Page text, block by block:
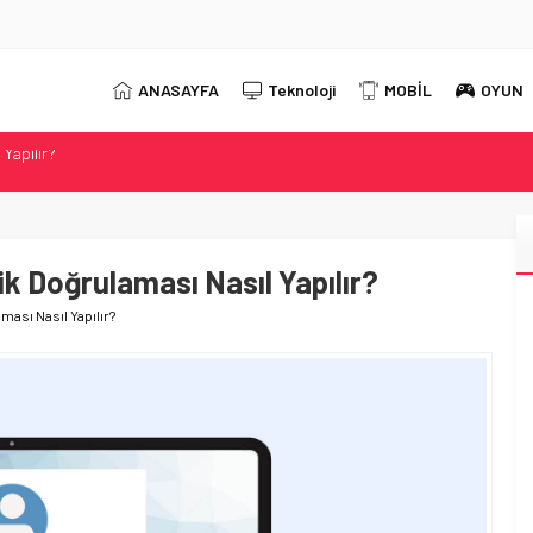
ANASAYFA Teknoloji MOBİL OYUN
Güncel DNS Listesi
Evnia Oyun Monitörünü TanıttıNasıl Yapılır?
Nasıl Yapılır?